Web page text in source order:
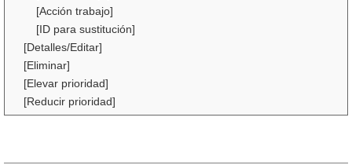
[Acción trabajo]
[ID para sustitución]
[Detalles/Editar]
[Eliminar]
[Elevar prioridad]
[Reducir prioridad]